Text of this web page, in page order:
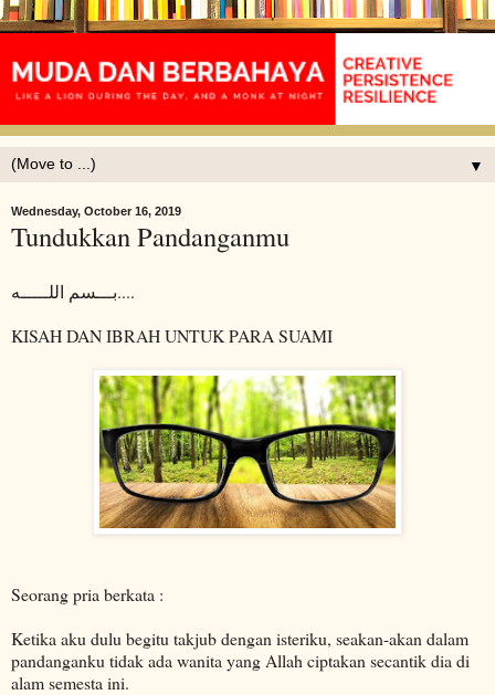
▼
Wednesday, October 16, 2019
Tundukkan Pandanganmu
بـــسم اللـــــه....
KISAH DAN IBRAH UNTUK PARA SUAMI
Seorang pria berkata :
Ketika aku dulu begitu takjub dengan isteriku, seakan-akan dalam
pandanganku tidak ada wanita yang Allah ciptakan secantik dia di
alam semesta ini.